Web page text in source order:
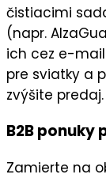
čistiacimi
(napr.
ich cez e-
pre sviatky a
zvýšite predaj.
B2B
Zamierte na